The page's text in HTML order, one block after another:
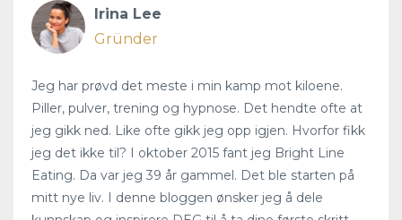
Irina Lee
Gründer
Jeg har prøvd det meste i min kamp mot kiloene.
Piller, pulver, trening og hypnose. Det hendte ofte at
jeg gikk ned. Like ofte gikk jeg opp igjen. Hvorfor fikk
jeg det ikke til? I oktober 2015 fant jeg Bright Line
Eating. Da var jeg 39 år gammel. Det ble starten på
mitt nye liv. I denne bloggen ønsker jeg å dele